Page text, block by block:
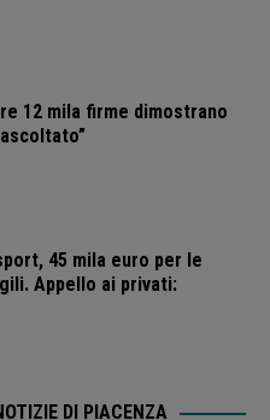
12 mila firme dimostrano
45 mila euro per le
Appello ai privati:
DI PIACENZA